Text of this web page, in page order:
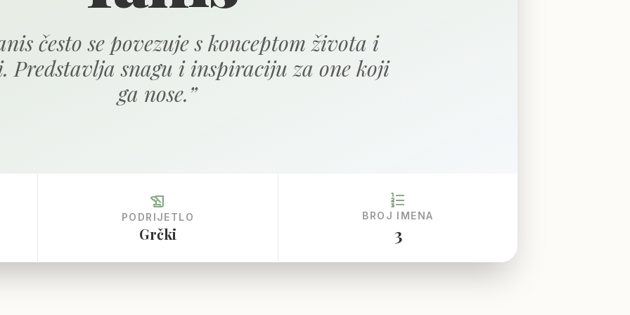
često se povezuje s konceptom života i
Predstavlja snagu i inspiraciju za one koji
ga nose.”
history_edu
PODRIJETLO
Grčki
format_list_numbered
BROJ IMENA
3